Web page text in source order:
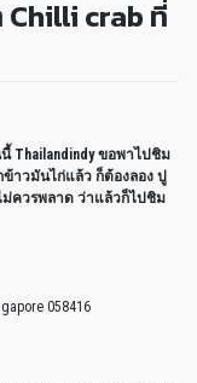
Chilli crab ที่
Thailandindy ขอพาไปชิม
ข้าวมันไก่แล้ว ก็ต้องลอง ปู
ม่ควรพลาด ว่าแล้วก็ไปชิม
058416